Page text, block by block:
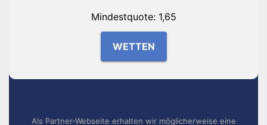
Mindestquote: 1,65
WETTEN
Als Partner-Webseite erhalten wir möglicherweise eine